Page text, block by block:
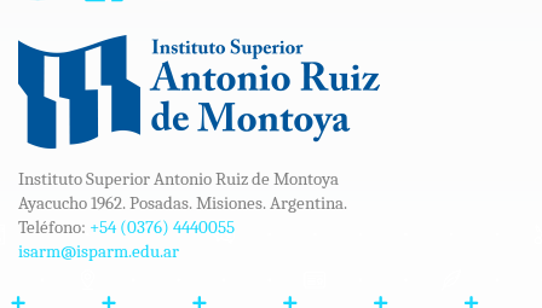
Instituto Superior Antonio Ruiz de Montoya
Ayacucho 1962. Posadas. Misiones. Argentina.
Teléfono: +54 (0376) 4440055
isarm@isparm.edu.ar